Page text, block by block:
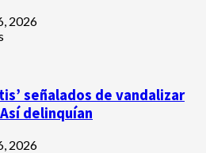
2026
señalados de vandalizar
delinquían
2026